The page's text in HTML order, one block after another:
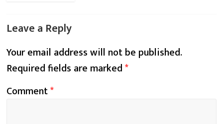
Leave a Reply
Your email address will not be published.
Required fields are marked*
Comment*